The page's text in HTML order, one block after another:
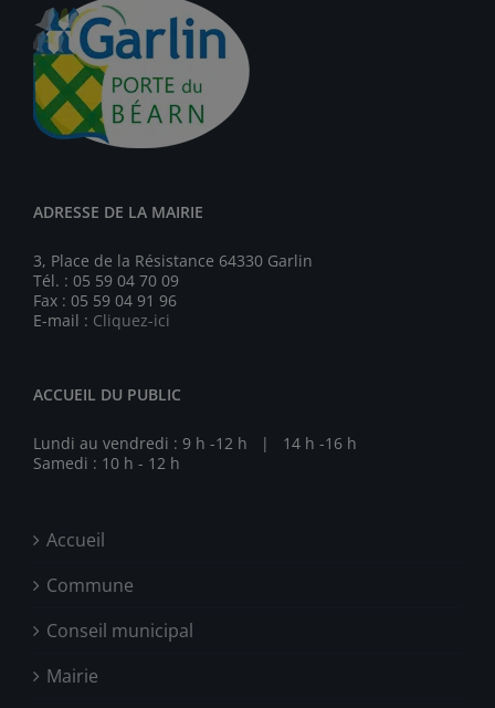
ADRESSE DE LA MAIRIE
3, Place de la Résistance 64330 Garlin
Tél. : 05 59 04 70 09
Fax : 05 59 04 91 96
E-mail : Cliquez-ici
ACCUEIL DU PUBLIC
Lundi au vendredi : 9 h -12 h | 14 h -16 h
Samedi : 10 h - 12 h
Accueil
Commune
Conseil municipal
Mairie